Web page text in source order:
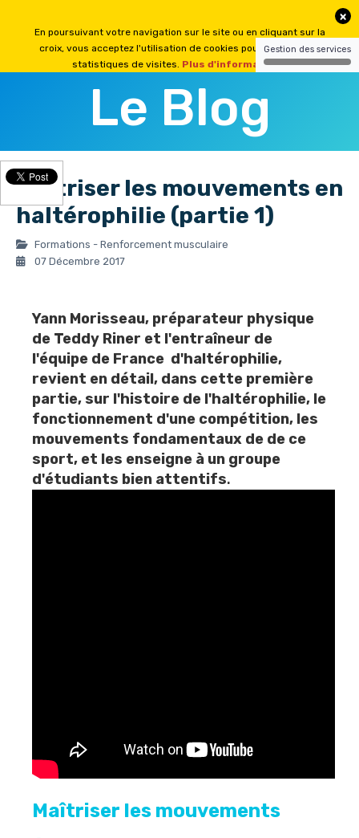
Le Blog
Maîtriser les mouvements en
haltérophilie (partie 1)
Formations - Renforcement musculaire
07 Décembre 2017
Yann Morisseau, préparateur physique
de Teddy Riner et l'entraîneur de
l'équipe de France d'haltérophilie,
revient en détail, dans cette première
partie, sur l'histoire de l'haltérophilie, le
fonctionnement d'une compétition, les
mouvements fondamentaux de de ce
sport, et les enseigne à un groupe
d'étudiants bien attentifs.
Maîtriser les mouvements